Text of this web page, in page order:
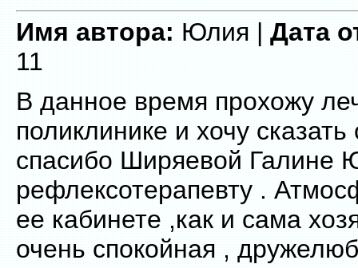
Имя автора:Юлия |Дата
11
В данное время прохожу
поликлинике и хочу
спасибо Ширяевой Галине
рефлексотерапевту .
ее кабинете ,как и сама
очень спокойная ,